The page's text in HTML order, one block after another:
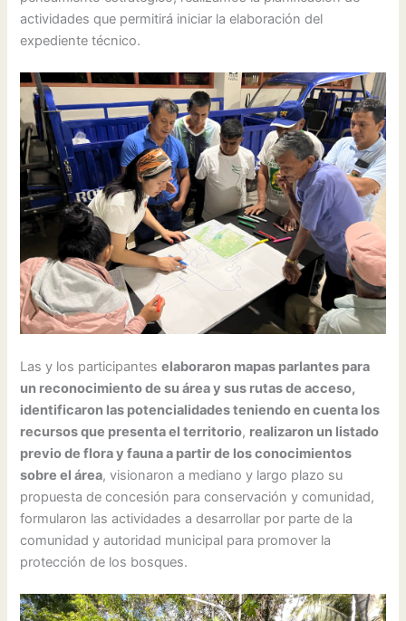
actividades que permitirá iniciar la elaboración del
expediente técnico.
Las y los participanteselaboraron mapas parlantes para
un reconocimiento de su área y sus rutas de acceso,
identificaron las potencialidades teniendo en cuenta los
recursos que presenta el territorio, realizaron un listado
previo de flora y fauna a partir de los conocimientos
sobre el área, visionaron a mediano y largo plazo su
propuesta de concesión para conservación y comunidad,
formularon las actividades a desarrollar por parte de la
comunidad y autoridad municipal para promover la
protección de los bosques.